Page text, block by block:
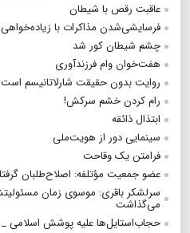
عاقبت رقص با شیطان
فرسایشی‌شدن مذاکرات با
چشم شیطان کور شد
هفت‌خوان وام فرزندآوری
روایت بدون حقیقت شارلاتانیسم است
رام کردن خشم سرکش!
ابتذال ذائقه
سینمایی دور از هویت‌ملی
فرامتن یک وقاحت
عضو جمعیت مؤتلفه: اصلاح‌طلبان
سرلشکر باقری: موسوی زمان
می‌گذاشت
حجاب‌استایل‌ها علیه پوشش اسلامی _